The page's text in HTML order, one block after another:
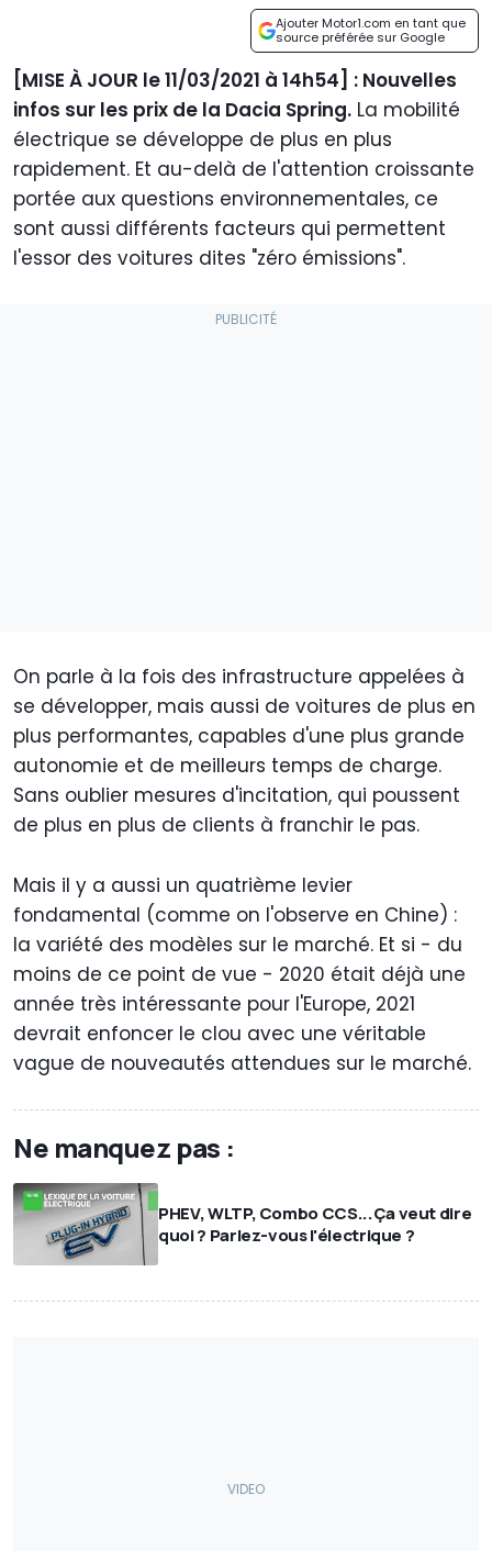
Ajouter Motor1.com en tant que
source préférée sur Google
[MISE À JOUR le 11/03/2021 à 14h54] : Nouvelles
infos sur les prix de la Dacia Spring. La mobilité
électrique se développe de plus en plus
rapidement. Et au-delà de l'attention croissante
portée aux questions environnementales, ce
sont aussi différents facteurs qui permettent
l'essor des voitures dites "zéro émissions".
On parle à la fois des infrastructure appelées à
se développer, mais aussi de voitures de plus en
plus performantes, capables d'une plus grande
autonomie et de meilleurs temps de charge.
Sans oublier mesures d'incitation, qui poussent
de plus en plus de clients à franchir le pas.
Mais il y a aussi un quatrième levier
fondamental (comme on l'observe en Chine) :
la variété des modèles sur le marché. Et si - du
moins de ce point de vue - 2020 était déjà une
année très intéressante pour l'Europe, 2021
devrait enfoncer le clou avec une véritable
vague de nouveautés attendues sur le marché.
Ne manquez pas :
PHEV, WLTP, Combo CCS...Ça veut dire
quoi ? Parlez-vous l'électrique ?